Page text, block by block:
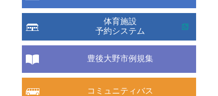
体育施設
予約システム
豊後大野市例規集
コミュニティバス